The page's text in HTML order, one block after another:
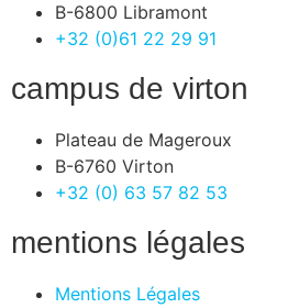
B-6800 Libramont
+32 (0)61 22 29 91
campus de virton
Plateau de Mageroux
B-6760 Virton
+32 (0) 63 57 82 53
mentions légales
Mentions Légales